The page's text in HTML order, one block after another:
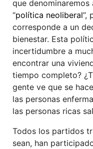
que
“política neoliberal”,
corresponde a un
bienestar. Esta
incertidumbre a
encontrar una
tiempo completo?
gente ve que se
las personas
las personas ricas
Todos los partidos
sean, han